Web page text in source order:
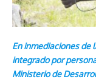
En inmediaciones de
integrado por
Ministerio de